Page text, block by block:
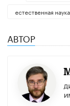
естественная наука
АВТОР